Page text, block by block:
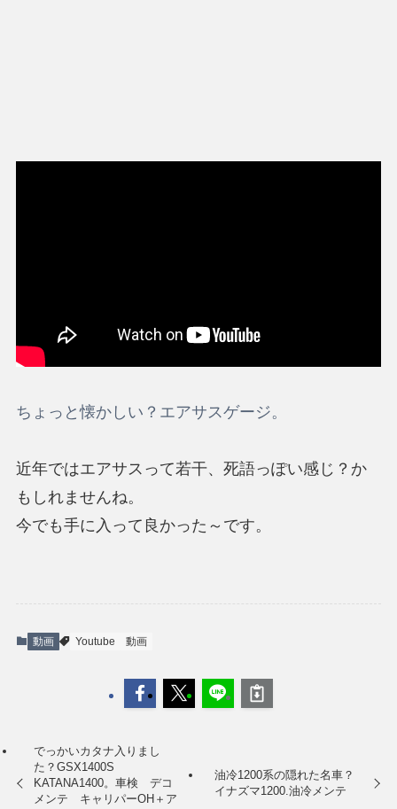
ちょっと懐かしい？エアサスゲージ。
近年ではエアサスって若干、死語っぽい感じ？か
もしれませんね。
今でも手に入って良かった～です。
動画 Youtube 動画
でっかいカタナ入りまし
た？GSX1400S
KATANA1400。車検 デコ
メンテ キャリパーOH＋ア
油冷1200系の隠れた名車？
イナズマ1200.油冷メンテ